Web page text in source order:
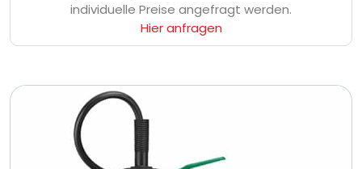
individuelle Preise angefragt werden.
Hier anfragen